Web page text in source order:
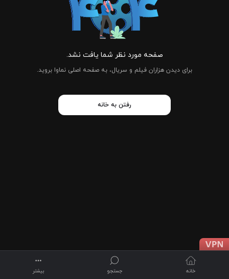
صفحه مورد نظر شما یافت نشد.
برای دیدن هزاران فیلم و سریال، به صفحه اصلی نماوا بروید.
رفتن به خانه
خانه جستجو بیشتر